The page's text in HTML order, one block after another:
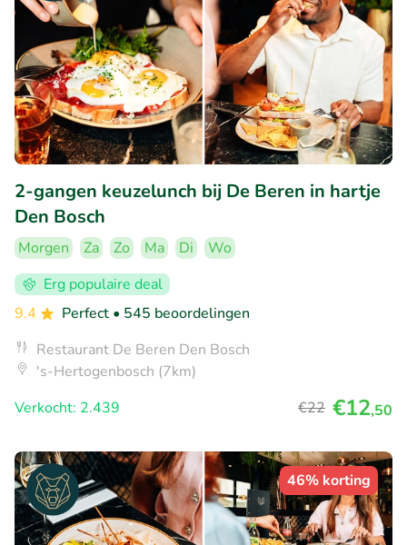
2-gangen keuzelunch bij De Beren in hartje
Den Bosch
Morgen Za Zo Ma Di
Wo
Erg populaire deal
9.4
Perfect • 545 beoordelingen
Restaurant De Beren Den Bosch
's-Hertogenbosch (7km)
Verkocht: 2.439
€22 €12,50
46% korting